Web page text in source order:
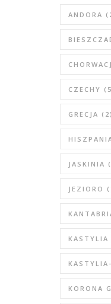
ANDORA
CZECHY
GRECJA (2)
JASKINIA
JEZIORO
KORONA